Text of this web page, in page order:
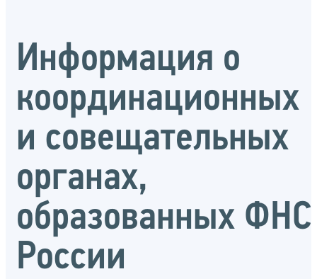
Информация о
координационных
и совещательных
органах,
образованных ФНС
России